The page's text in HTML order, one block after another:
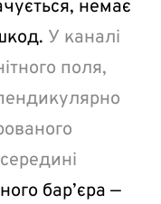
немає
У каналі
поля,
бар’єра —